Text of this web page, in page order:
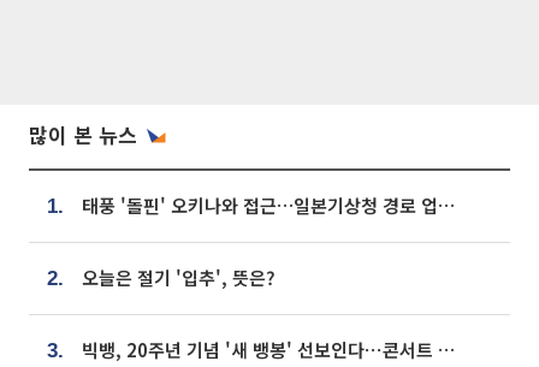
많이 본 뉴스
1. 태풍 '돌핀' 오키나와 접근…일본기상청 경로 업데이트
2. 오늘은 절기 '입추', 뜻은?
3. 빅뱅, 20주년 기념 '새 뱅봉' 선보인다⋯콘서트 앞두고 팝업 개최